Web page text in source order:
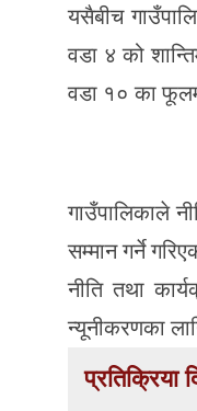
यसैबीच
वडा ४ को
वडा १० का
गाउँपालिकाले
सम्मान गर्ने
नीति तथा
न्यूनीकरणका
प्रतिक्रिया